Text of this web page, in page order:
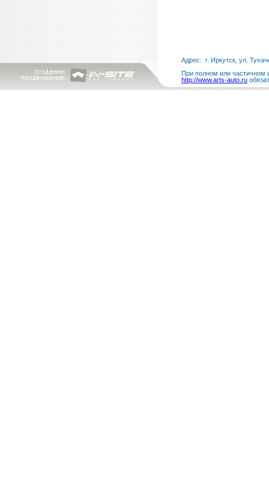
Адрес: г. Иркутск, ул.
При полном или частичном
http://www.arts-auto.ru